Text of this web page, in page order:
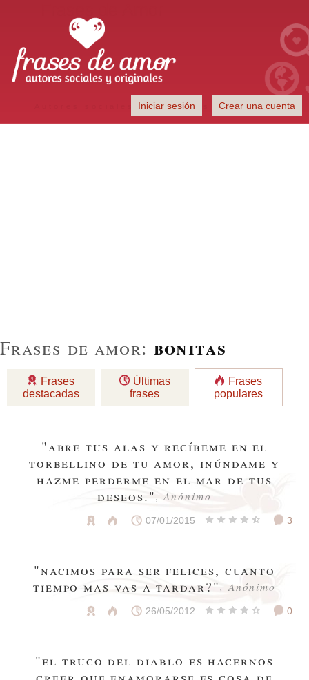
Autores sociales y originales
Iniciar sesión Crear una cuenta
Frases de amor: bonitas
Frases
destacadas
Últimas
frases
Frases
populares
"abre tus alas y recíbeme en el
torbellino de tu amor, inúndame y
hazme perderme en el mar de tus
deseos.", Anónimo
07/01/2015 3
"nacimos para ser felices, cuanto
tiempo mas vas a tardar?", Anónimo
26/05/2012 0
"el truco del diablo es hacernos